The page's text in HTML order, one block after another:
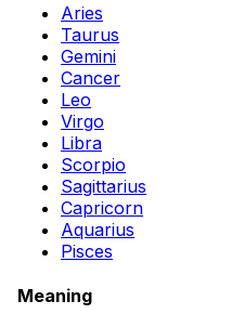
Aries
Taurus
Gemini
Cancer
Leo
Virgo
Libra
Scorpio
Sagittarius
Capricorn
Aquarius
Pisces
Meaning